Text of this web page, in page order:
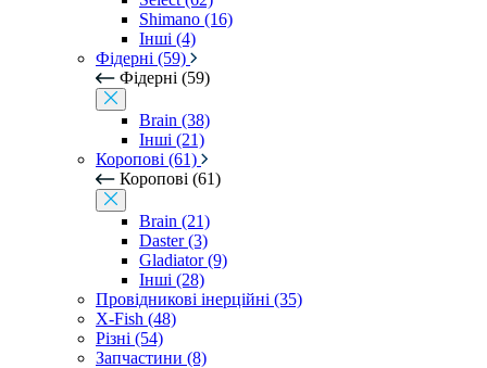
Shimano (16)
Інші (4)
Фідерні (59)
Фідерні (59)
Brain (38)
Інші (21)
Коропові (61)
Коропові (61)
Brain (21)
Daster (3)
Gladiator (9)
Інші (28)
Провідникові інерційні (35)
X-Fish (48)
Різні (54)
Запчастини (8)